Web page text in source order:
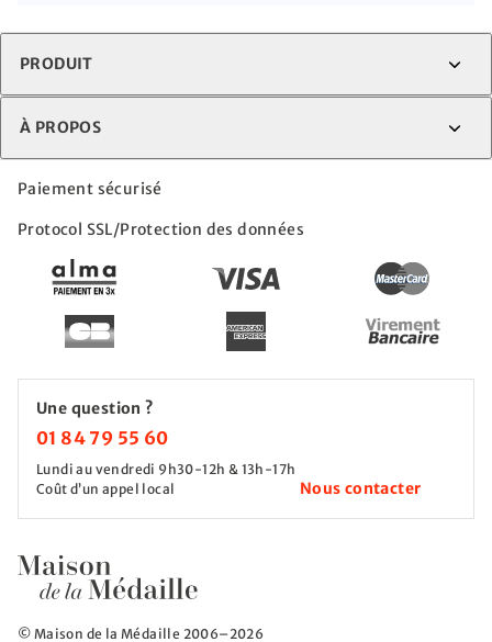
© Maison de la Médaille 2006–2026
PRODUIT
À PROPOS
Paiement sécurisé
Protocol SSL/Protection des données
Une question ?
01 84 79 55 60
Lundi au vendredi 9h30-12h & 13h-17h
Coût d’un appel local
Nous contacter